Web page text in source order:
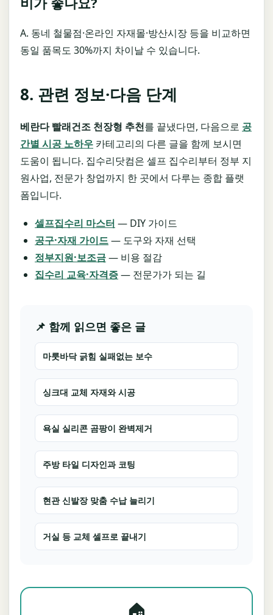
A. 동네 철물점·온라인 자재몰·방산시장 등을 비교하면
동일 품목도 30%까지 차이날 수 있습니다.
8. 관련 정보·다음 단계
베란다 빨래건조 천장형 추천를 끝냈다면, 다음으로 공
간별 시공 노하우 카테고리의 다른 글을 함께 보시면
도움이 됩니다. 집수리닷컴은 셀프 집수리부터 정부 지
원사업, 전문가 창업까지 한 곳에서 다루는 종합 플랫
폼입니다.
셀프집수리 마스터 — DIY 가이드
공구·자재 가이드— 도구와 자재 선택
정부지원·보조금— 비용 절감
집수리 교육·자격증— 전문가가 되는 길
📌 함께 읽으면 좋은 글
마룻바닥 긁힘 실패없는 보수
싱크대 교체 자재와 시공
욕실 실리콘 곰팡이 완벽제거
주방 타일 디자인과 코팅
현관 신발장 맞춤 수납 늘리기
거실 등 교체 셀프로 끝내기